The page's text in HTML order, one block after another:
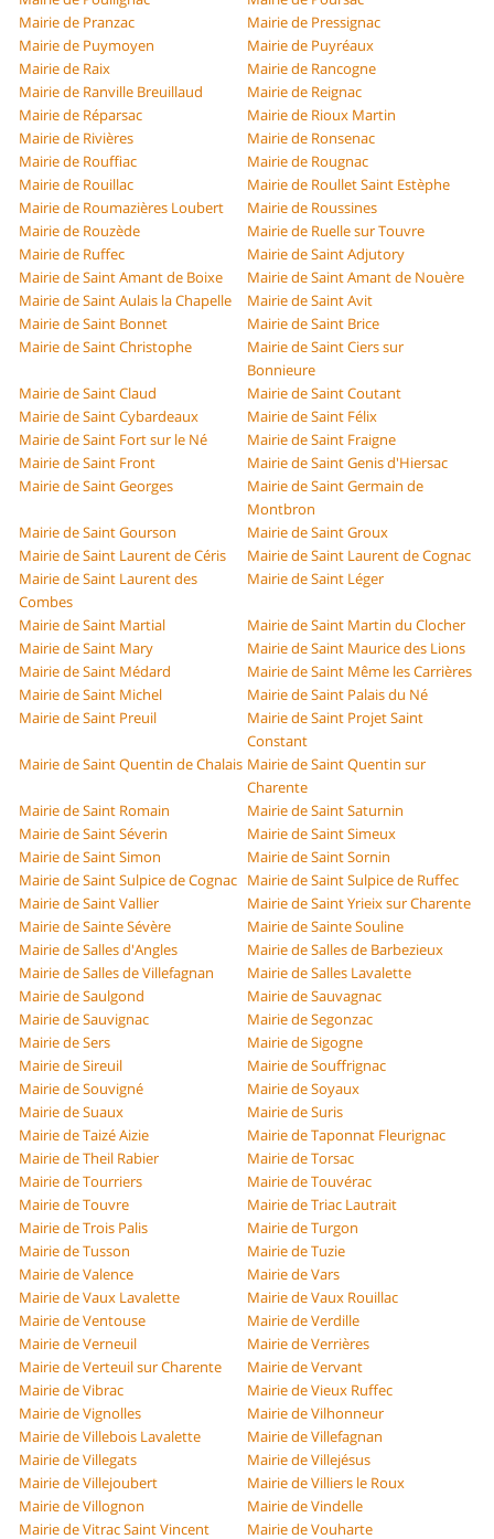
Mairie de Pranzac
Mairie de Pressignac
Mairie de Puymoyen
Mairie de Puyréaux
Mairie de Raix
Mairie de Rancogne
Mairie de Ranville Breuillaud
Mairie de Reignac
Mairie de Réparsac
Mairie de Rioux Martin
Mairie de Rivières
Mairie de Ronsenac
Mairie de Rouffiac
Mairie de Rougnac
Mairie de Rouillac
Mairie de Roullet Saint Estèphe
Mairie de Roumazières Loubert
Mairie de Roussines
Mairie de Rouzède
Mairie de Ruelle sur Touvre
Mairie de Ruffec
Mairie de Saint Adjutory
Mairie de Saint Amant de Boixe
Mairie de Saint Amant de Nouère
Mairie de Saint Aulais la Chapelle
Mairie de Saint Avit
Mairie de Saint Bonnet
Mairie de Saint Brice
Mairie de Saint Christophe
Mairie de Saint Ciers sur
Bonnieure
Mairie de Saint Claud
Mairie de Saint Coutant
Mairie de Saint Cybardeaux
Mairie de Saint Félix
Mairie de Saint Fort sur le Né
Mairie de Saint Fraigne
Mairie de Saint Front
Mairie de Saint Genis d'Hiersac
Mairie de Saint Georges
Mairie de Saint Germain de
Montbron
Mairie de Saint Gourson
Mairie de Saint Groux
Mairie de Saint Laurent de Céris
Mairie de Saint Laurent de Cognac
Mairie de Saint Laurent des
Combes
Mairie de Saint Léger
Mairie de Saint Martial
Mairie de Saint Martin du Clocher
Mairie de Saint Mary
Mairie de Saint Maurice des Lions
Mairie de Saint Médard
Mairie de Saint Même les Carrières
Mairie de Saint Michel
Mairie de Saint Palais du Né
Mairie de Saint Preuil
Mairie de Saint Projet Saint
Constant
Mairie de Saint Quentin de Chalais Mairie de Saint Quentin sur
Charente
Mairie de Saint Romain
Mairie de Saint Saturnin
Mairie de Saint Séverin
Mairie de Saint Simeux
Mairie de Saint Simon
Mairie de Saint Sornin
Mairie de Saint Sulpice de Cognac Mairie de Saint Sulpice de Ruffec
Mairie de Saint Vallier
Mairie de Saint Yrieix sur Charente
Mairie de Sainte Sévère
Mairie de Sainte Souline
Mairie de Salles d'Angles
Mairie de Salles de Barbezieux
Mairie de Salles de Villefagnan
Mairie de Salles Lavalette
Mairie de Saulgond
Mairie de Sauvagnac
Mairie de Sauvignac
Mairie de Segonzac
Mairie de Sers
Mairie de Sigogne
Mairie de Sireuil
Mairie de Souffrignac
Mairie de Souvigné
Mairie de Soyaux
Mairie de Suaux
Mairie de Suris
Mairie de Taizé Aizie
Mairie de Taponnat Fleurignac
Mairie de Theil Rabier
Mairie de Torsac
Mairie de Tourriers
Mairie de Touvérac
Mairie de Touvre
Mairie de Triac Lautrait
Mairie de Trois Palis
Mairie de Turgon
Mairie de Tusson
Mairie de Tuzie
Mairie de Valence
Mairie de Vars
Mairie de Vaux Lavalette
Mairie de Vaux Rouillac
Mairie de Ventouse
Mairie de Verdille
Mairie de Verneuil
Mairie de Verrières
Mairie de Verteuil sur Charente
Mairie de Vervant
Mairie de Vibrac
Mairie de Vieux Ruffec
Mairie de Vignolles
Mairie de Vilhonneur
Mairie de Villebois Lavalette
Mairie de Villefagnan
Mairie de Villegats
Mairie de Villejésus
Mairie de Villejoubert
Mairie de Villiers le Roux
Mairie de Villognon
Mairie de Vindelle
Mairie de Vitrac Saint Vincent
Mairie de Vouharte